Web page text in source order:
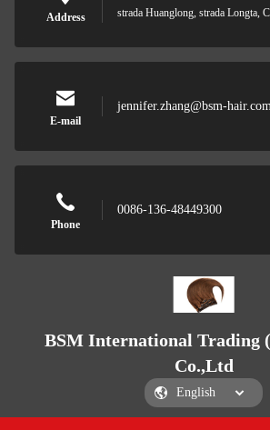
Address
strada Huanglong, strada Longta,
E-mail
jennifer.zhang@bsm-
Phone
0086-136-48449300
BSM International Trading
Co.,Ltd